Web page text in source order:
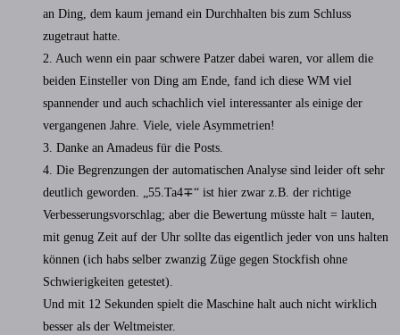
an Ding, dem kaum jemand ein Durchhalten bis zum Schluss
zugetraut hatte.
2. Auch wenn ein paar schwere Patzer dabei waren, vor allem die
beiden Einsteller von Ding am Ende, fand ich diese WM viel
spannender und auch schachlich viel interessanter als einige der
vergangenen Jahre. Viele, viele Asymmetrien!
3. Danke an Amadeus für die Posts.
4. Die Begrenzungen der automatischen Analyse sind leider oft sehr
deutlich geworden. „55.Ta4∓“ ist hier zwar z.B. der richtige
Verbesserungsvorschlag; aber die Bewertung müsste halt = lauten,
mit genug Zeit auf der Uhr sollte das eigentlich jeder von uns halten
können (ich habs selber zwanzig Züge gegen Stockfish ohne
Schwierigkeiten getestet).
Und mit 12 Sekunden spielt die Maschine halt auch nicht wirklich
besser als der Weltmeister.